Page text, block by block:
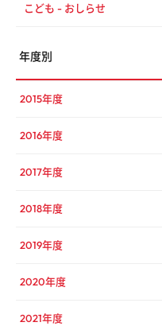
こども - おしらせ
年度別
2015年度
2016年度
2017年度
2018年度
2019年度
2020年度
2021年度